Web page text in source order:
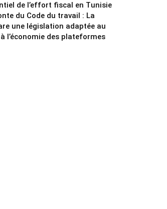
de l’effort fiscal en Tunisie
du Code du travail : La
une législation adaptée au
l’économie des plateformes